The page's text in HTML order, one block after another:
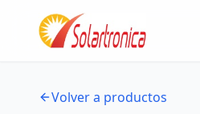
Volver a productos